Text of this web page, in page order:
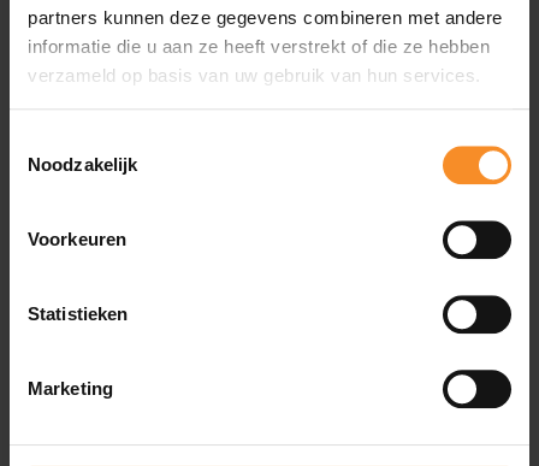
partners kunnen deze gegevens combineren met andere
informatie die u aan ze heeft verstrekt of die ze hebben
verzameld op basis van uw gebruik van hun services.
Noodzakelijk
Voorkeuren
Statistieken
Marketing
- 20